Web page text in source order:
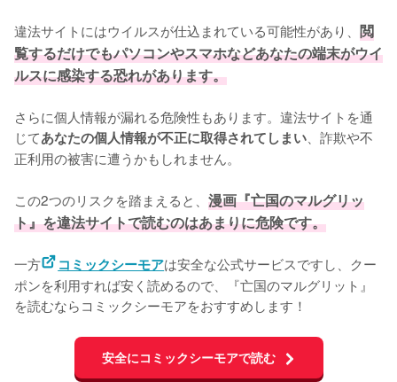
違法サイトにはウイルスが仕込まれている可能性があり、 閲
覧するだけでもパソコンやスマホなどあなたの端末がウイ
ルスに感染する恐れがあります。
さらに個人情報が漏れる危険性もあります。違法サイトを通
じてあなたの個人情報が不正に取得されてしまい、詐欺や不
正利用の被害に遭うかもしれません。
この2つのリスクを踏まえると、 漫画『亡国のマルグリッ
ト』を違法サイトで読むのはあまりに危険です。
一方 コミックシーモアは安全な公式サービスですし、クー
ポンを利用すれば安く読めるので、『亡国のマルグリット』
を読むならコミックシーモアをおすすめします！
安全にコミックシーモアで読む